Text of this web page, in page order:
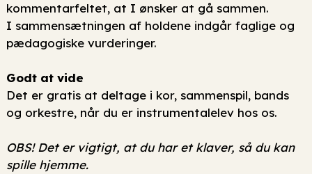
kommentarfeltet, at I ønsker at gå sammen.
I sammensætningen af holdene indgår faglige og
pædagogiske vurderinger.
Godt at vide
Det er gratis at deltage i kor, sammenspil, bands
og orkestre, når du er instrumentalelev hos os.
OBS! Det er vigtigt, at du har et klaver, så du kan
spille hjemme.